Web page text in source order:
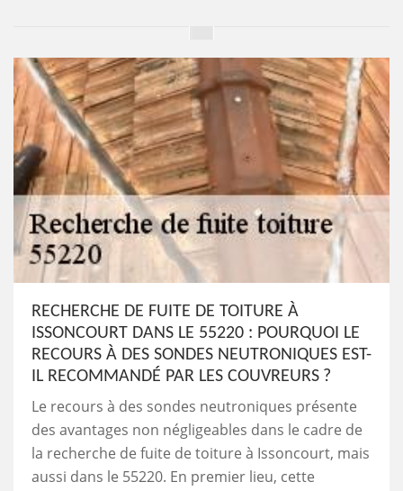
RECHERCHE DE FUITE DE TOITURE À
ISSONCOURT DANS LE 55220 : POURQUOI LE
RECOURS À DES SONDES NEUTRONIQUES EST-
IL RECOMMANDÉ PAR LES COUVREURS ?
Le recours à des sondes neutroniques présente
des avantages non négligeables dans le cadre de
la recherche de fuite de toiture à Issoncourt, mais
aussi dans le 55220. En premier lieu, cette